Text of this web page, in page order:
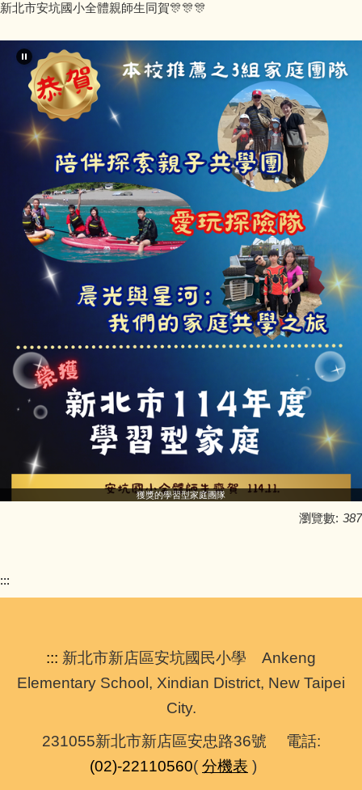
新北市安坑國小全體親師生同賀🎊🎊🎊
獲獎的學習型家庭團隊
瀏覽數: 387
:::
::: 新北市新店區安坑國民小學 Ankeng
Elementary School, Xindian District, New Taipei
City.
231055新北市新店區安忠路36號 電話:
(02)-22110560( 分機表 )